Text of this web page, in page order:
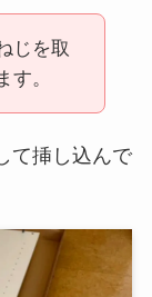
じを取
す。
て挿し込んで